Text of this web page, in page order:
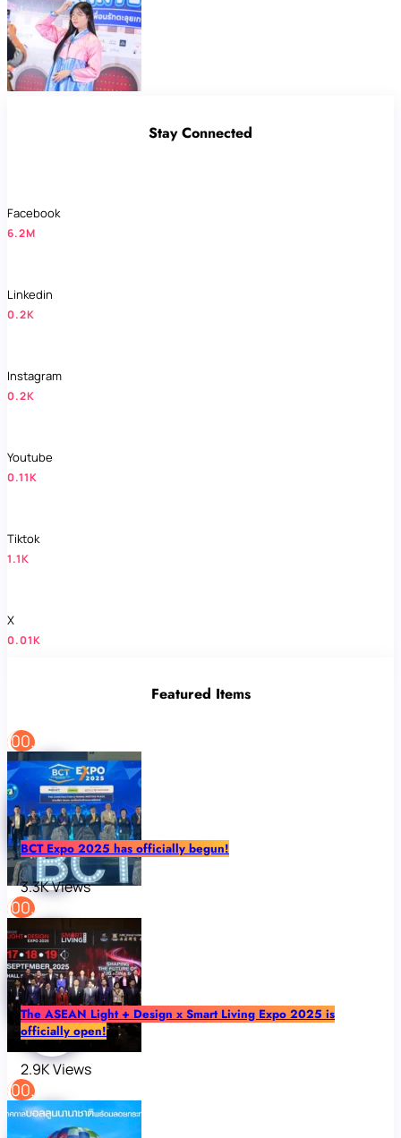
Stay Connected
Facebook
6.2M
Linkedin
0.2K
Instagram
0.2K
Youtube
0.11K
Tiktok
1.1K
X
0.01K
Featured Items
BCT Expo 2025 has officially begun!
3.3K Views
The ASEAN Light + Design x Smart Living Expo 2025 is
officially open!
2.9K Views